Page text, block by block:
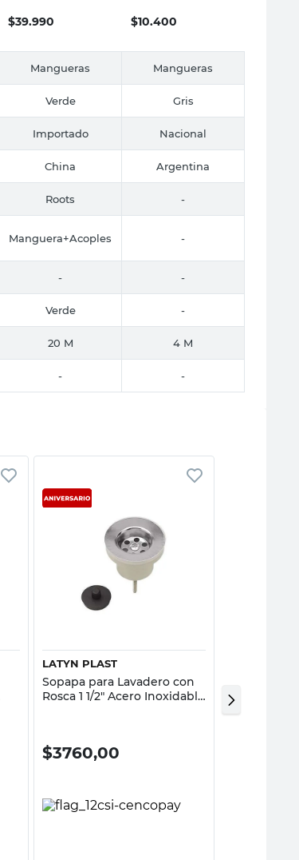
$39.990 $10.400
Mangueras Mangueras
Verde Gris
Importado Nacional
China Argentina
Roots -
Manguera+Acoples -
- -
Verde -
20 M 4 M
- -
Vista rápida
LATYN PLAST
Sopapa para Lavadero con
Rosca 1 1/2" Acero Inoxidable
$3760,00
Inoxidable 1/
Latynflex